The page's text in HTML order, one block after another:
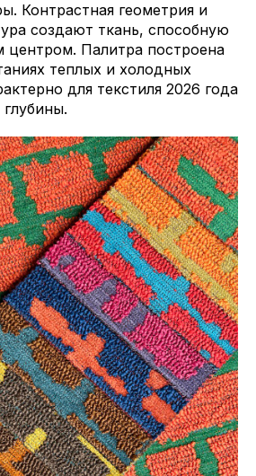
Контрастная геометрия и
создают ткань, способную
центром. Палитра построена
теплых и холодных
для текстиля 2026 года